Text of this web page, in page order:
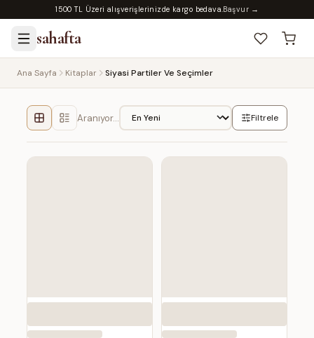
1500 TL Üzeri alışverişlerinizde kargo bedava.Başvur →
sahafta
Ana Sayfa Kitaplar Siyasi Partiler Ve Seçimler
Aranıyor… Filtrele